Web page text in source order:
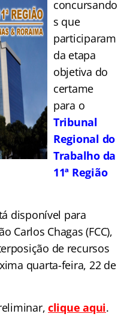
concursando
s que
participaram
da etapa
objetiva do
certame
para o
Tribunal
Regional do
Trabalho da
11ª Região
disponível para
Carlos Chagas (FCC),
de recursos
quarta-feira, 22 de
clique aqui.